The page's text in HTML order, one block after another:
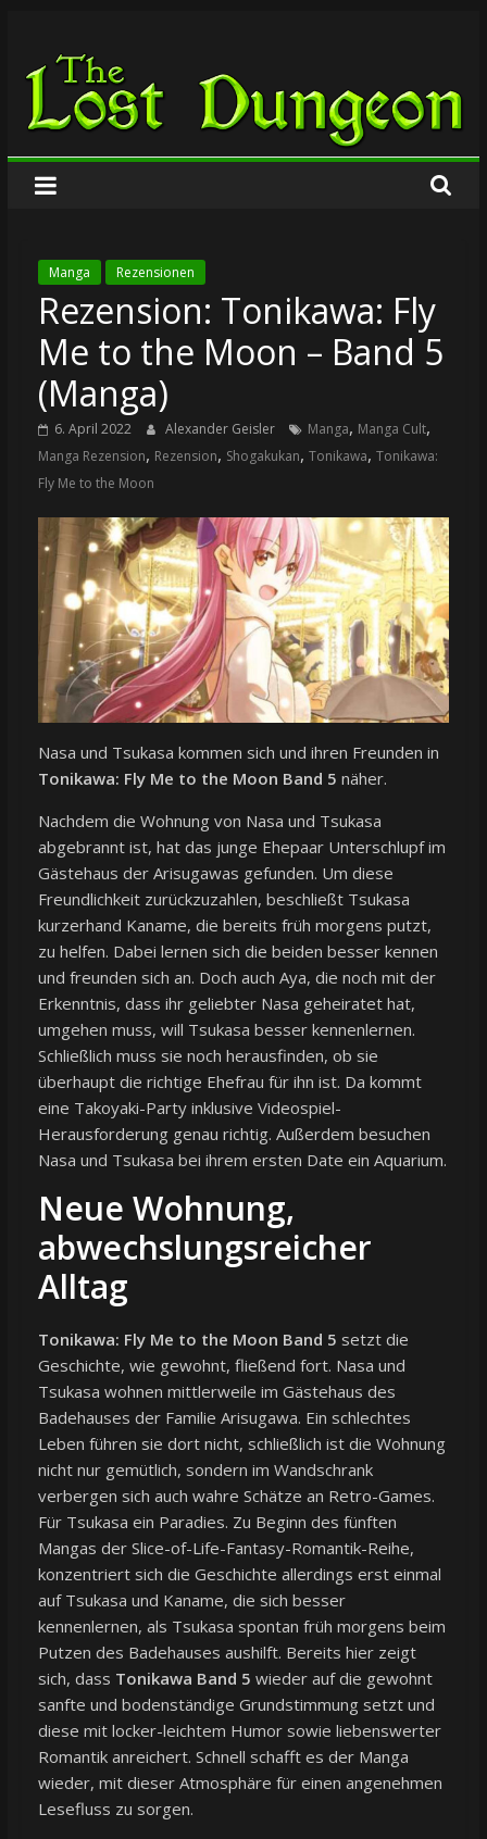
springen
The
Lost
Dungeon
Manga Rezensionen
Rezension: Tonikawa: Fly
Me to the Moon – Band 5
(Manga)
6. April 2022 Alexander Geisler Manga, Manga Cult,
Manga Rezension, Rezension, Shogakukan, Tonikawa, Tonikawa:
Fly Me to the Moon
Nasa und Tsukasa kommen sich und ihren Freunden in
Tonikawa: Fly Me to the Moon Band 5 näher.
Nachdem die Wohnung von Nasa und Tsukasa
abgebrannt ist, hat das junge Ehepaar Unterschlupf im
Gästehaus der Arisugawas gefunden. Um diese
Freundlichkeit zurückzuzahlen, beschließt Tsukasa
kurzerhand Kaname, die bereits früh morgens putzt,
zu helfen. Dabei lernen sich die beiden besser kennen
und freunden sich an. Doch auch Aya, die noch mit der
Erkenntnis, dass ihr geliebter Nasa geheiratet hat,
umgehen muss, will Tsukasa besser kennenlernen.
Schließlich muss sie noch herausfinden, ob sie
überhaupt die richtige Ehefrau für ihn ist. Da kommt
eine Takoyaki-Party inklusive Videospiel-
Herausforderung genau richtig. Außerdem besuchen
Nasa und Tsukasa bei ihrem ersten Date ein Aquarium.
Neue Wohnung,
abwechslungsreicher
Alltag
Tonikawa: Fly Me to the Moon Band 5 setzt die
Geschichte, wie gewohnt, fließend fort. Nasa und
Tsukasa wohnen mittlerweile im Gästehaus des
Badehauses der Familie Arisugawa. Ein schlechtes
Leben führen sie dort nicht, schließlich ist die Wohnung
nicht nur gemütlich, sondern im Wandschrank
verbergen sich auch wahre Schätze an Retro-Games.
Für Tsukasa ein Paradies. Zu Beginn des fünften
Mangas der Slice-of-Life-Fantasy-Romantik-Reihe,
konzentriert sich die Geschichte allerdings erst einmal
auf Tsukasa und Kaname, die sich besser
kennenlernen, als Tsukasa spontan früh morgens beim
Putzen des Badehauses aushilft. Bereits hier zeigt
sich, dass Tonikawa Band 5 wieder auf die gewohnt
sanfte und bodenständige Grundstimmung setzt und
diese mit locker-leichtem Humor sowie liebenswerter
Romantik anreichert. Schnell schafft es der Manga
wieder, mit dieser Atmosphäre für einen angenehmen
Lesefluss zu sorgen.